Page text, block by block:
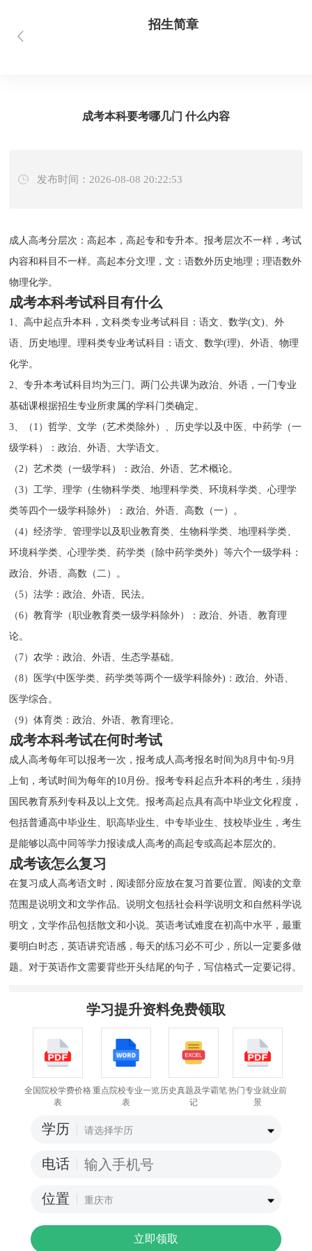
招生简章
成考本科要考哪几门 什么内容
发布时间：2026-08-08 20:22:53
成人高考分层次：高起本，高起专和专升本。报考层次不一样，考试
内容和科目不一样。高起本分文理，文：语数外历史地理；理语数外
物理化学。
成考本科考试科目有什么
1、高中起点升本科，文科类专业考试科目：语文、数学(文)、外
语、历史地理。理科类专业考试科目：语文、数学(理)、外语、物理
化学。
2、专升本考试科目均为三门。两门公共课为政治、外语，一门专业
基础课根据招生专业所隶属的学科门类确定。
3、（1）哲学、文学（艺术类除外）、历史学以及中医、中药学（一
级学科）：政治、外语、大学语文。
（2）艺术类（一级学科）：政治、外语、艺术概论。
（3）工学、理学（生物科学类、地理科学类、环境科学类、心理学
类等四个一级学科除外）：政治、外语、高数（一）。
（4）经济学、管理学以及职业教育类、生物科学类、地理科学类、
环境科学类、心理学类、药学类（除中药学类外）等六个一级学科：
政治、外语、高数（二）。
（5）法学：政治、外语、民法。
（6）教育学（职业教育类一级学科除外）：政治、外语、教育理
论。
（7）农学：政治、外语、生态学基础。
（8）医学(中医学类、药学类等两个一级学科除外)：政治、外语、
医学综合。
（9）体育类：政治、外语、教育理论。
成考本科考试在何时考试
成人高考每年可以报考一次，报考成人高考报名时间为8月中旬-9月
上旬，考试时间为每年的10月份。报考专科起点升本科的考生，须持
国民教育系列专科及以上文凭。报考高起点具有高中毕业文化程度，
包括普通高中毕业生、职高毕业生、中专毕业生、技校毕业生，考生
是能够以高中同等学力报读成人高考的高起专或高起本层次的。
成考该怎么复习
在复习成人高考语文时，阅读部分应放在复习首要位置。阅读的文章
范围是说明文和文学作品。说明文包括社会科学说明文和自然科学说
明文，文学作品包括散文和小说。英语考试难度在初高中水平，最重
要明白时态，英语讲究语感，每天的练习必不可少，所以一定要多做
题。对于英语作文需要背些开头结尾的句子，写信格式一定要记得。
学习提升资料免费领取
全国院校学费价格
表
重点院校专业一览
表
历史真题及学霸笔
记
热门专业就业前
景
学历
电话
位置
立即领取